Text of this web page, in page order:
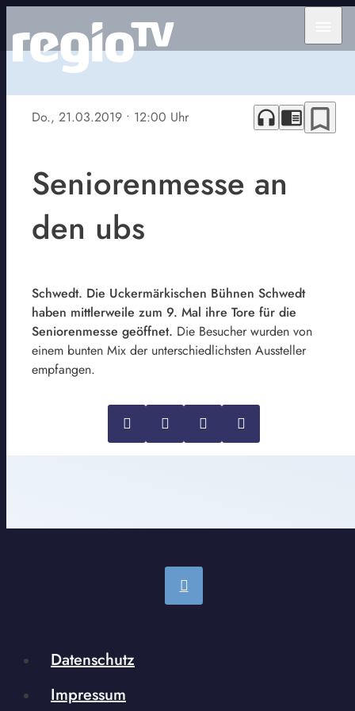
Do., 21.03.2019 • 12:00 Uhr headphones chrome_reader_mode bookmark_border
Seniorenmesse an
den ubs
Schwedt. Die Uckermärkischen Bühnen Schwedt
haben mittlerweile zum 9. Mal ihre Tore für die
Seniorenmesse geöffnet. Die Besucher wurden von
einem bunten Mix der unterschiedlichsten Aussteller
empfangen.
Datenschutz
Impressum